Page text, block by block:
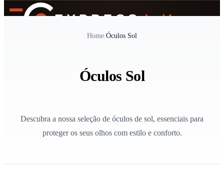
Home/Óculos Sol
Óculos Sol
Descubra a nossa seleção de óculos de sol, essenciais para
proteger os seus olhos com estilo e conforto.